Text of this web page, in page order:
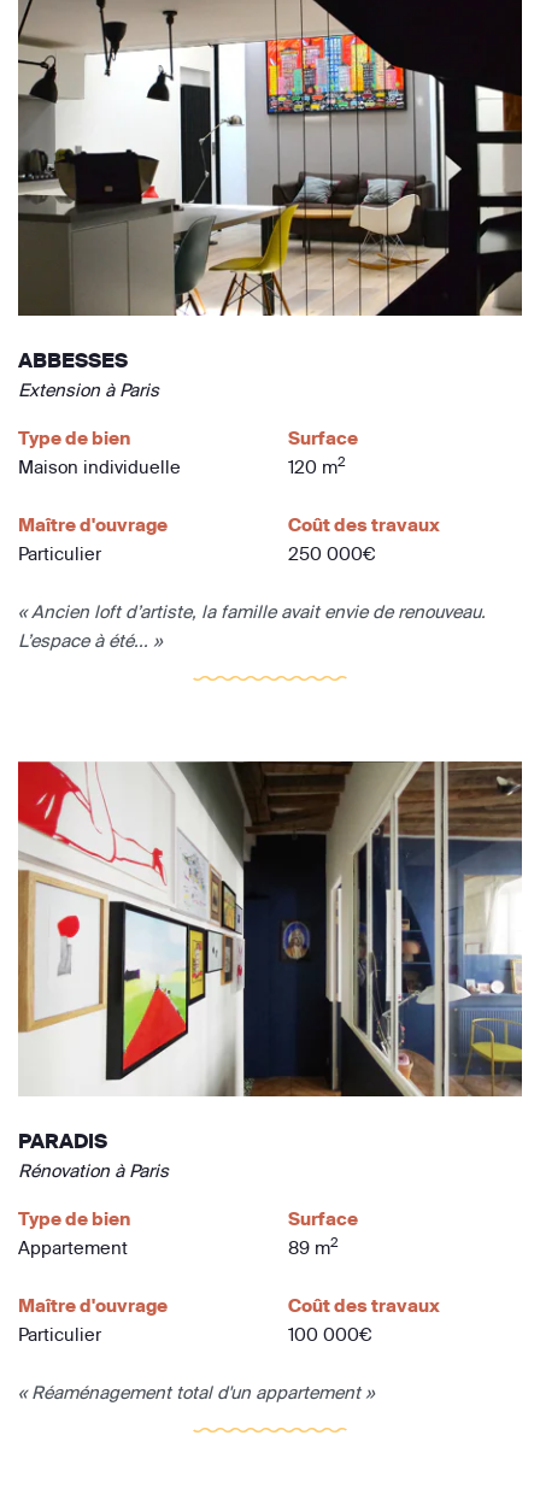
ABBESSES
Extension à Paris
Type de bien
Maison individuelle
Surface
120 m2
Maître d'ouvrage
Particulier
Coût des travaux
250 000€
« Ancien loft d’artiste, la famille avait envie de renouveau.
L’espace à été... »
PARADIS
Rénovation à Paris
Type de bien
Appartement
Surface
89 m2
Maître d'ouvrage
Particulier
Coût des travaux
100 000€
« Réaménagement total d'un appartement »